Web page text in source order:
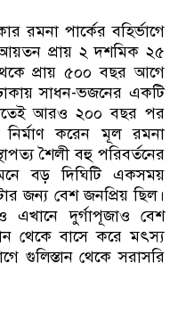
রমনা পার্কের বহির্ভাগে
আয়তন প্রায় ২ দশমিক ২৫
প্রায় ৫০০ বছর আগে
সাধন-ভজনের একটি
আরও ২০০ বছর পর
করেন মূল রমনা
শৈলী বহু পরিবর্তনের
বড় দিঘিটি একসময়
জন্য বেশ জনপ্রিয় ছিল।
এখানে দুর্গাপূজাও বেশ
থেকে বাসে করে মৎস্য
গুলিস্তান থেকে সরাসরি